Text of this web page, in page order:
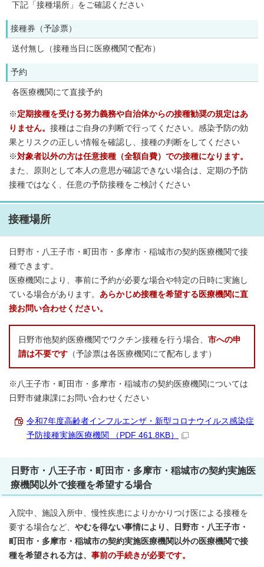
下記「接種場所」をご確認ください
接種券（予診票）
送付無し（接種当日に医療機関で配布）
予約
各医療機関にて直接予約
※ 定期接種を受ける努力義務や自治体からの接種勧奨の規定はあ
りません。 接種はご自身の判断で行ってください。感染予防の効
果とリスクの正しい情報を確認し、接種の判断をしてください
※対象者以外の方は任意接種（全額自費）での接種になります。
また、原則として本人の意思が確認できない場合は、定期の予防
接種ではなく、任意の予防接種をご検討ください
接種場所
日野市・八王子市・町田市・多摩市・稲城市の契約医療機関で接
種できます。
医療機関により、事前に予約が必要な場合や特定の日時に実施し
ている場合があります。 あらかじめ接種を希望する医療機関に直
接お問い合わせください。
日野市他契約医療機関でワクチン接種を行う場合、 市への申
請は不要です （予診票は各医療機関にて配布します）
※八王子市・町田市・多摩市・稲城市の契約医療機関については
日野市健康課にお問い合わせください
令和7年度高齢者インフルエンザ・新型コロナウイルス感染症
予防接種実施医療機関 （PDF 461.8KB）
日野市・八王子市・町田市・多摩市・稲城市の契約実施医
療機関以外で接種を希望する場合
入院中、施設入所中、慢性疾患によりかかりつけ医による接種を
要する場合など、 やむを得ない事情により、日野市・八王子市・
町田市・多摩市・稲城市の契約実施医療機関以外の医療機関で接
種を希望される方は、 事前の手続きが必要です。